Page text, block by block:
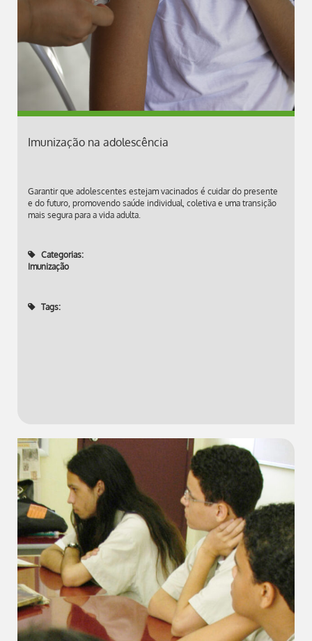
Imunização na adolescência
Garantir que adolescentes estejam vacinados é cuidar do presente
e do futuro, promovendo saúde individual, coletiva e uma transição
mais segura para a vida adulta.
Categorias:
Imunização
Tags: